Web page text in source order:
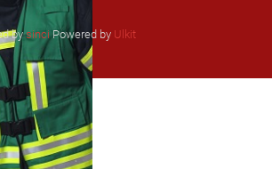
bysinciPowered by Ulkit